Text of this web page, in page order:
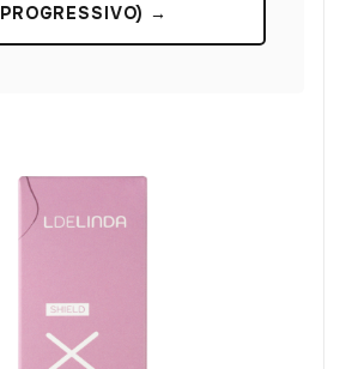
PROGRESSIVO) →